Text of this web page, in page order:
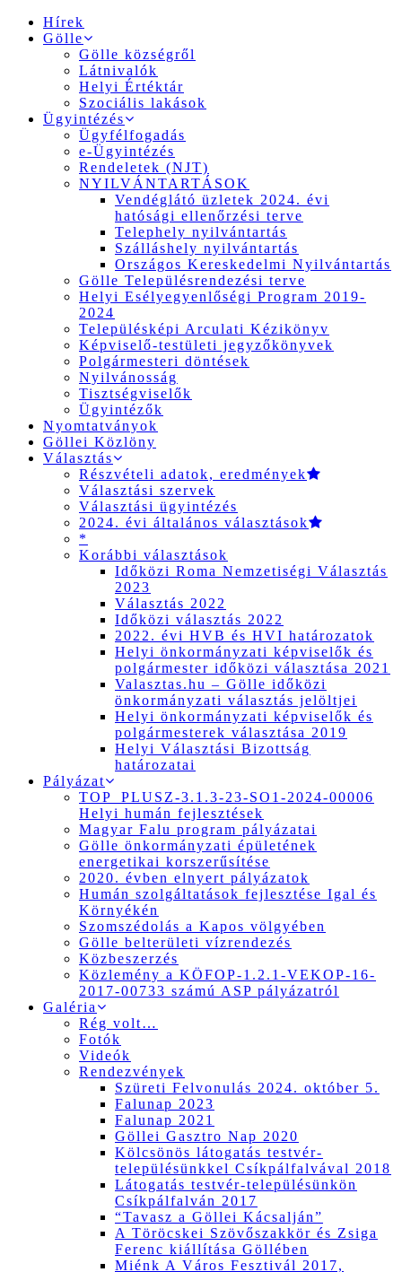
Hírek
Gölle
Gölle községről
Látnivalók
Helyi Értéktár
Szociális lakások
Ügyintézés
Ügyfélfogadás
e-Ügyintézés
Rendeletek (NJT)
NYILVÁNTARTÁSOK
Vendéglátó üzletek 2024. évi
hatósági ellenőrzési terve
Telephely nyilvántartás
Szálláshely nyilvántartás
Országos Kereskedelmi Nyilvántartás
Gölle Településrendezési terve
Helyi Esélyegyenlőségi Program 2019-
2024
Településképi Arculati Kézikönyv
Képviselő-testületi jegyzőkönyvek
Polgármesteri döntések
Nyilvánosság
Tisztségviselők
Ügyintézők
Nyomtatványok
Göllei Közlöny
Választás
Részvételi adatok, eredmények
Választási szervek
Választási ügyintézés
2024. évi általános választások
*
Korábbi választások
Időközi Roma Nemzetiségi Választás
2023
Választás 2022
Időközi választás 2022
2022. évi HVB és HVI határozatok
Helyi önkormányzati képviselők és
polgármester időközi választása 2021
Valasztas.hu – Gölle időközi
önkormányzati választás jelöltjei
Helyi önkormányzati képviselők és
polgármesterek választása 2019
Helyi Választási Bizottság
határozatai
Pályázat
TOP_PLUSZ-3.1.3-23-SO1-2024-00006
Helyi humán fejlesztések
Magyar Falu program pályázatai
Gölle önkormányzati épületének
energetikai korszerűsítése
2020. évben elnyert pályázatok
Humán szolgáltatások fejlesztése Igal és
Környékén
Szomszédolás a Kapos völgyében
Gölle belterületi vízrendezés
Közbeszerzés
Közlemény a KÖFOP-1.2.1-VEKOP-16-
2017-00733 számú ASP pályázatról
Galéria
Rég volt…
Fotók
Videók
Rendezvények
Szüreti Felvonulás 2024. október 5.
Falunap 2023
Falunap 2021
Göllei Gasztro Nap 2020
Kölcsönös látogatás testvér-
településünkkel Csíkpálfalvával 2018
Látogatás testvér-településünkön
Csíkpálfalván 2017
“Tavasz a Göllei Kácsalján”
A Töröcskei Szövőszakkör és Zsiga
Ferenc kiállítása Göllében
Miénk A Város Fesztivál 2017,